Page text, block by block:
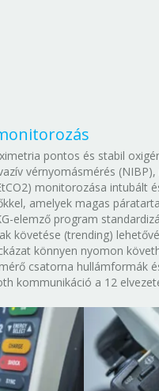
pontos és stabil
vérnyomásmérés
monitorozása
amelyek magas
elemző program
követése (trending)
könnyen nyomon
csatorna hullámformák
kommunikáció a 12